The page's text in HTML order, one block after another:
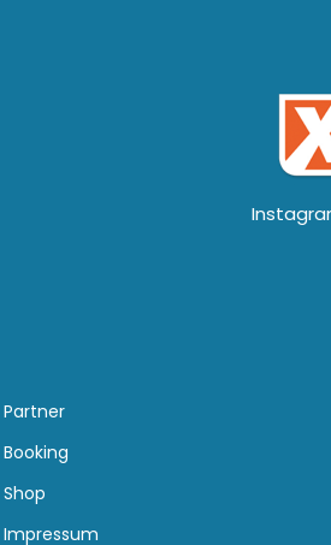
Partner
Booking
Shop
Impressum